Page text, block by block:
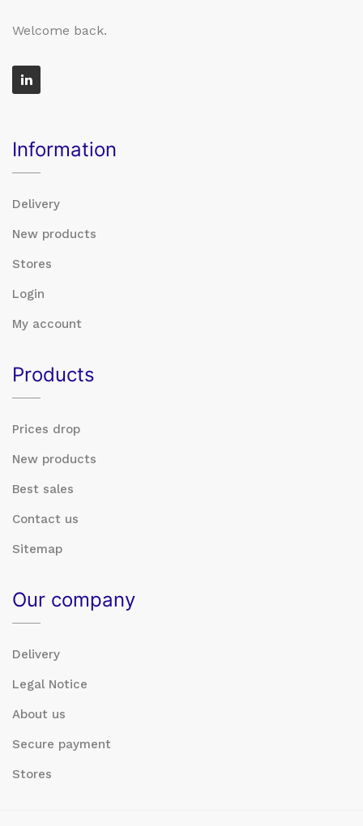
Welcome back.
Information
Delivery
New products
Stores
Login
My account
Products
Prices drop
New products
Best sales
Contact us
Sitemap
Our company
Delivery
Legal Notice
About us
Secure payment
Stores